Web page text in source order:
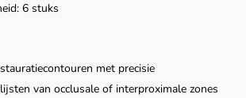
6 stuks
met precisie
van occlusale of interproximale zones